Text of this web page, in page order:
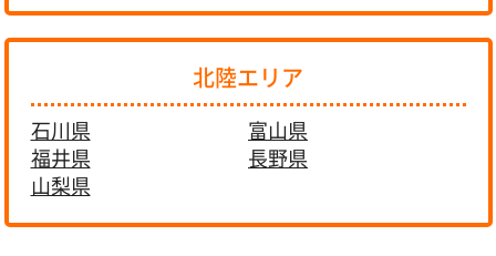
北陸エリア
石川県
富山県
福井県
長野県
山梨県